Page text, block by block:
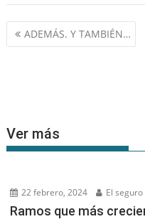
Navegación
de
ADEMÁS. Y TAMBIÉN…
Ver más
22 febrero, 2024 El
Ramos que más